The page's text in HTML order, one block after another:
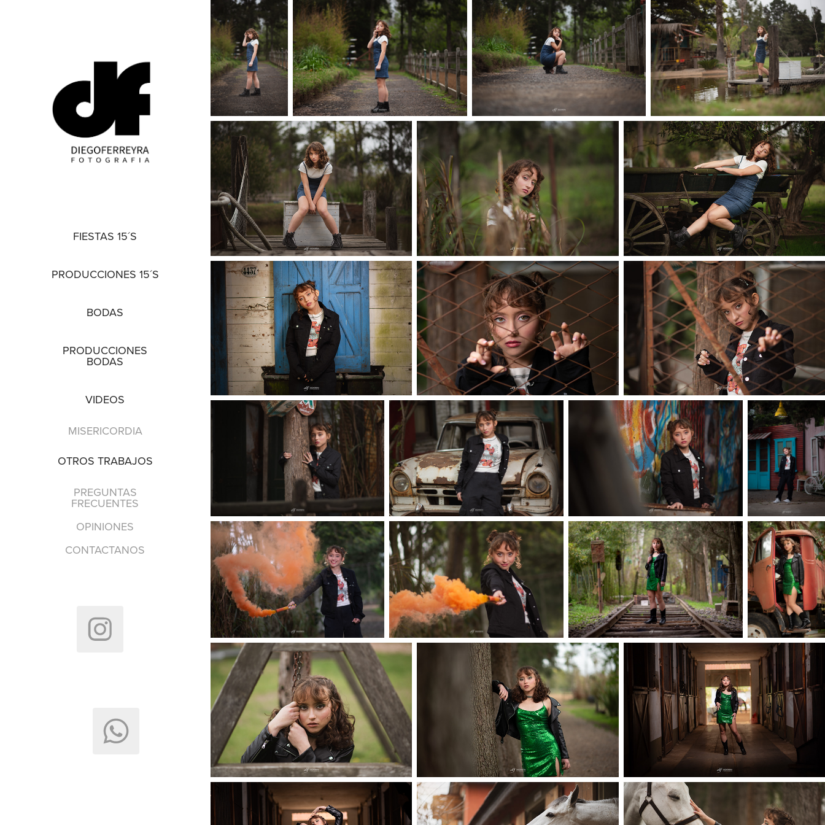
FIESTAS 15´S
PRODUCCIONES 15´S
BODAS
PRODUCCIONES
BODAS
VIDEOS
MISERICORDIA
OTROS TRABAJOS
PREGUNTAS
FRECUENTES
OPINIONES
CONTACTANOS